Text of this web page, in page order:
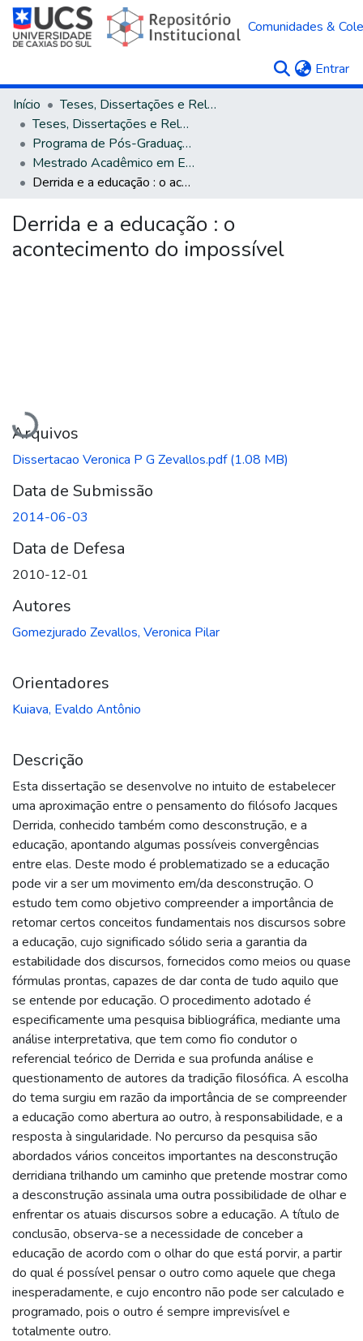
Comunidades &
Entrar
Início
Teses, Dissertações e Relatórios
Teses, Dissertações e Relatórios defendidos na UCS
Programa de Pós-Graduação em Educação
Mestrado Acadêmico em Educação
Derrida e a educação : o acontecimento do impossível
Derrida e a educação : o
acontecimento do impossível
Carregando...
Arquivos
Dissertacao Veronica P G Zevallos.pdf(1.08 MB)
Data de Submissão
2014-06-03
Data de Defesa
2010-12-01
Autores
Gomezjurado Zevallos, Veronica Pilar
Orientadores
Kuiava, Evaldo Antônio
Descrição
Esta dissertação se desenvolve no intuito de estabelecer
uma aproximação entre o pensamento do filósofo Jacques
Derrida, conhecido também como desconstrução, e a
educação, apontando algumas possíveis convergências
entre elas. Deste modo é problematizado se a educação
pode vir a ser um movimento em/da desconstrução. O
estudo tem como objetivo compreender a importância de
retomar certos conceitos fundamentais nos discursos sobre
a educação, cujo significado sólido seria a garantia da
estabilidade dos discursos, fornecidos como meios ou quase
fórmulas prontas, capazes de dar conta de tudo aquilo que
se entende por educação. O procedimento adotado é
especificamente uma pesquisa bibliográfica, mediante uma
análise interpretativa, que tem como fio condutor o
referencial teórico de Derrida e sua profunda análise e
questionamento de autores da tradição filosófica. A escolha
do tema surgiu em razão da importância de se compreender
a educação como abertura ao outro, à responsabilidade, e a
resposta à singularidade. No percurso da pesquisa são
abordados vários conceitos importantes na desconstrução
derridiana trilhando um caminho que pretende mostrar como
a desconstrução assinala uma outra possibilidade de olhar e
enfrentar os atuais discursos sobre a educação. A título de
conclusão, observa-se a necessidade de conceber a
educação de acordo com o olhar do que está porvir, a partir
do qual é possível pensar o outro como aquele que chega
inesperadamente, e cujo encontro não pode ser calculado e
programado, pois o outro é sempre imprevisível e
totalmente outro.